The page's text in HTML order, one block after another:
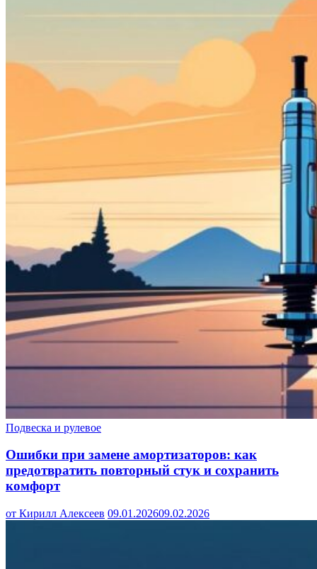
Подвеска и рулевое
Ошибки при замене амортизаторов: как
предотвратить повторный стук и сохранить
комфорт
от Кирилл Алексеев 09.01.202609.02.2026